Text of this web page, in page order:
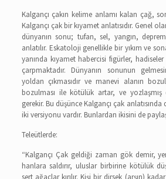
Kalgançı çakın kelime anlamı kalan çağ,
Kalgançı çak bir kıyamet anlatısıdır. Genel
dünyanın sonu; tufan, sel, yangın,
anlatılır. Eskatoloji genellikle bir yıkım ve
yanında kıyamet habercisi figürler,
çarpmaktadır. Dünyanın sonunun
yoldan çıkmasıdır ve manevi alanın
bozulması ile kötülük artar, ve yozlaşmış
gerekir. Bu düşünce Kalgançı çak anlatısında
iki versiyonu vardır. Bunlardan ikisini de
Teleütlerde:
“Kalgançı Çak geldiği zaman gök demir,
hanlara saldırır, uluslar birbirine kötülük
sert ağaçlar kırılır. Kişi bir dirsek (arşın)